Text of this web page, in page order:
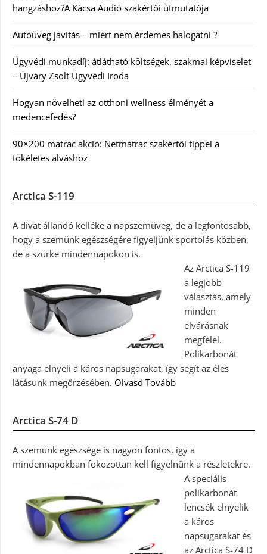
hangzáshoz?A Kácsa Audió szakértői útmutatója
Autóüveg javítás – miért nem érdemes halogatni ?
Ügyvédi munkadíj: átlátható költségek, szakmai képviselet
– Újváry Zsolt Ügyvédi Iroda
Hogyan növelheti az otthoni wellness élményét a
medencefedés?
90×200 matrac akció: Netmatrac szakértői tippei a
tökéletes alváshoz
Arctica S-119
A divat állandó kelléke a napszemüveg, de a legfontosabb,
hogy a szemünk egészségére figyeljünk sportolás közben,
de a szürke mindennapokon is.
Az Arctica S-119
a legjobb
választás, amely
minden
elvárásnak
megfelel.
Polikarbonát
anyaga elnyeli a káros napsugarakat, így segít az éles
látásunk megőrzésében. Olvasd Tovább
Arctica S-74 D
A szemünk egészsége is nagyon fontos, így a
mindennapokban fokozottan kell figyelnünk a részletekre.
A speciális
polikarbonát
lencsék elnyelik
a káros
napsugarakat és
az Arctica S-74 D